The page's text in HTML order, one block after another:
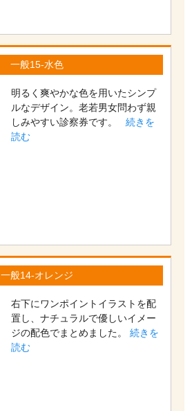
一般15-水色
明るく爽やかな色を用いたシンプ
ルなデザイン。老若男女問わず親
しみやすい診察券です。続きを
読む
一般14-オレンジ
右下にワンポイントイラストを配
置し、ナチュラルで優しいイメー
ジの配色でまとめました。続きを
読む